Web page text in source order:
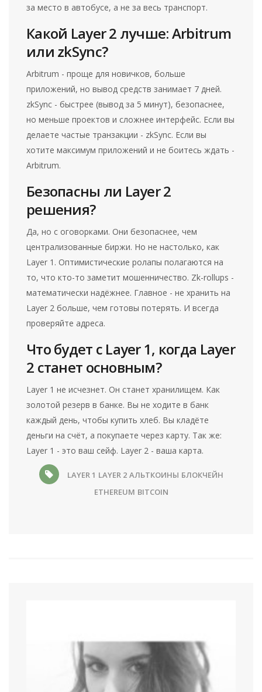
за место в автобусе, а не за весь транспорт.
Какой Layer 2 лучше: Arbitrum
или zkSync?
Arbitrum - проще для новичков, больше
приложений, но вывод средств занимает 7 дней.
zkSync - быстрее (вывод за 5 минут), безопаснее,
но меньше проектов и сложнее интерфейс. Если вы
делаете частые транзакции - zkSync. Если вы
хотите максимум приложений и не боитесь ждать -
Arbitrum.
Безопасны ли Layer 2
решения?
Да, но с оговорками. Они безопаснее, чем
централизованные биржи. Но не настолько, как
Layer 1. Оптимистические ролапы полагаются на
то, что кто-то заметит мошенничество. Zk-rollups -
математически надёжнее. Главное - не хранить на
Layer 2 больше, чем готовы потерять. И всегда
проверяйте адреса.
Что будет с Layer 1, когда Layer
2 станет основным?
Layer 1 не исчезнет. Он станет хранилищем. Как
золотой резерв в банке. Вы не ходите в банк
каждый день, чтобы купить хлеб. Вы кладёте
деньги на счёт, а покупаете через карту. Так же:
Layer 1 - это ваш сейф. Layer 2 - ваша карта.
LAYER 1 LAYER 2 АЛЬТКОИНЫ БЛОКЧЕЙН
ETHEREUM BITCOIN